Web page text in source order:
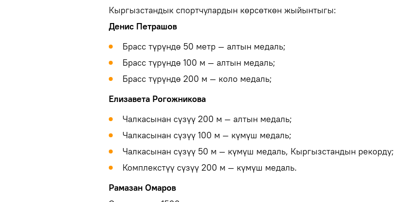
Кыргызстандык спортчулардын көрсөткөн жыйынтыгы:
Денис Петрашов
Брасс түрүндө 50 метр — алтын медаль;
Брасс түрүндө 100 м — алтын медаль;
Брасс түрүндө 200 м — коло медаль;
Елизавета Рогожникова
Чалкасынан сүзүү 200 м — алтын медаль;
Чалкасынан сүзүү 100 м — күмүш медаль;
Чалкасынан сүзүү 50 м — күмүш медаль, Кыргызстандын рекорду;
Комплекстүү сүзүү 200 м — күмүш медаль.
Рамазан Омаров